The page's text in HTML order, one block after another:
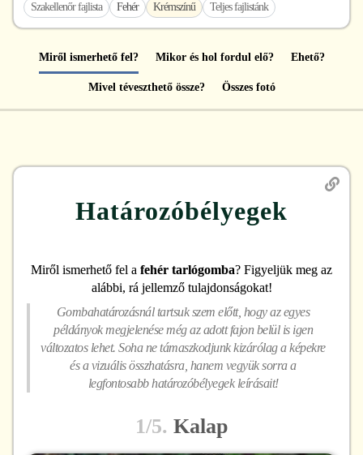
Szakellenőr fajlista
Fehér Krémszínű Teljes fajlistánk
Miről ismerhető fel? Mikor és hol fordul elő? Ehető?
Mivel téveszthető össze? Összes fotó
Határozóbélyegek
Miről ismerhető fel a fehér tarlógomba? Figyeljük meg az
alábbi, rá jellemző tulajdonságokat!
Gombahatározásnál tartsuk szem előtt, hogy az egyes
példányok megjelenése még az adott fajon belül is igen
változatos lehet. Soha ne támaszkodjunk kizárólag a képekre
és a vizuális összhatásra, hanem vegyük sorra a
legfontosabb határozóbélyegek leírásait!
1/5. Kalap